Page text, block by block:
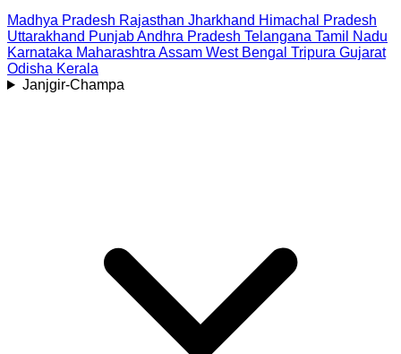
Madhya Pradesh Rajasthan Jharkhand Himachal Pradesh
Uttarakhand PunjabAndhra Pradesh Telangana Tamil Nadu
Karnataka Maharashtra Assam West Bengal Tripura Gujarat
Odisha Kerala
Janjgir-Champa